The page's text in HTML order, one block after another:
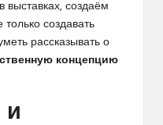
выставках, создаём
создавать
рассказывать о
концепцию
и